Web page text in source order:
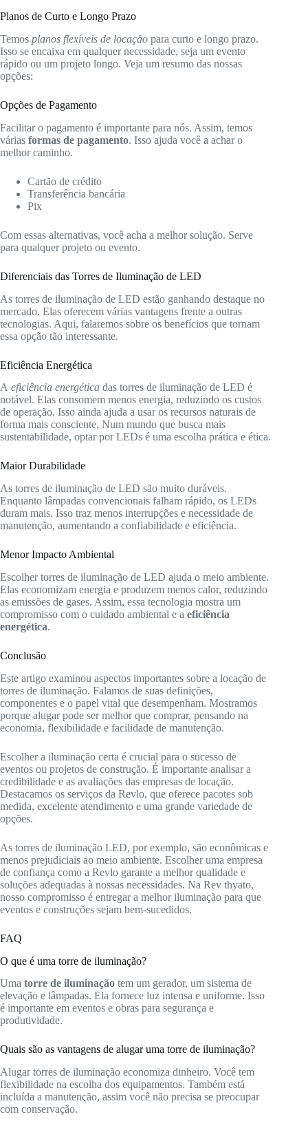
Planos de Curto e Longo Prazo
Temos planos flexíveis de locação para curto e longo prazo.
Isso se encaixa em qualquer necessidade, seja um evento
rápido ou um projeto longo. Veja um resumo das nossas
opções:
Opções de Pagamento
Facilitar o pagamento é importante para nós. Assim, temos
várias formas de pagamento. Isso ajuda você a achar o
melhor caminho.
Cartão de crédito
Transferência bancária
Pix
Com essas alternativas, você acha a melhor solução. Serve
para qualquer projeto ou evento.
Diferenciais das Torres de Iluminação de LED
As torres de iluminação de LED estão ganhando destaque no
mercado. Elas oferecem várias vantagens frente a outras
tecnologias. Aqui, falaremos sobre os benefícios que tornam
essa opção tão interessante.
Eficiência Energética
A eficiência energética das torres de iluminação de LED é
notável. Elas consomem menos energia, reduzindo os custos
de operação. Isso ainda ajuda a usar os recursos naturais de
forma mais consciente. Num mundo que busca mais
sustentabilidade, optar por LEDs é uma escolha prática e ética.
Maior Durabilidade
As torres de iluminação de LED são muito duráveis.
Enquanto lâmpadas convencionais falham rápido, os LEDs
duram mais. Isso traz menos interrupções e necessidade de
manutenção, aumentando a confiabilidade e eficiência.
Menor Impacto Ambiental
Escolher torres de iluminação de LED ajuda o meio ambiente.
Elas economizam energia e produzem menos calor, reduzindo
as emissões de gases. Assim, essa tecnologia mostra um
compromisso com o cuidado ambiental e a eficiência
energética.
Conclusão
Este artigo examinou aspectos importantes sobre a locação de
torres de iluminação. Falamos de suas definições,
componentes e o papel vital que desempenham. Mostramos
porque alugar pode ser melhor que comprar, pensando na
economia, flexibilidade e facilidade de manutenção.
Escolher a iluminação certa é crucial para o sucesso de
eventos ou projetos de construção. É importante analisar a
credibilidade e as avaliações das empresas de locação.
Destacamos os serviços da Revlo, que oferece pacotes sob
medida, excelente atendimento e uma grande variedade de
opções.
As torres de iluminação LED, por exemplo, são econômicas e
menos prejudiciais ao meio ambiente. Escolher uma empresa
de confiança como a Revlo garante a melhor qualidade e
soluções adequadas à nossas necessidades. Na Rev thyato,
nosso compromisso é entregar a melhor iluminação para que
eventos e construções sejam bem-sucedidos.
FAQ
O que é uma torre de iluminação?
Uma torre de iluminação tem um gerador, um sistema de
elevação e lâmpadas. Ela fornece luz intensa e uniforme. Isso
é importante em eventos e obras para segurança e
produtividade.
Quais são as vantagens de alugar uma torre de iluminação?
Alugar torres de iluminação economiza dinheiro. Você tem
flexibilidade na escolha dos equipamentos. Também está
incluída a manutenção, assim você não precisa se preocupar
com conservação.